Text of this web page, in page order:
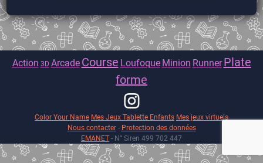
Action 3D Arcade Course Loufoque Minion Runner Plate
forme
Color Your Name Mes Jeux Tablette Enfants Mes jeux virtuels
Nous contacter- Protection des données
EMANET - N° Siren 499 702 447